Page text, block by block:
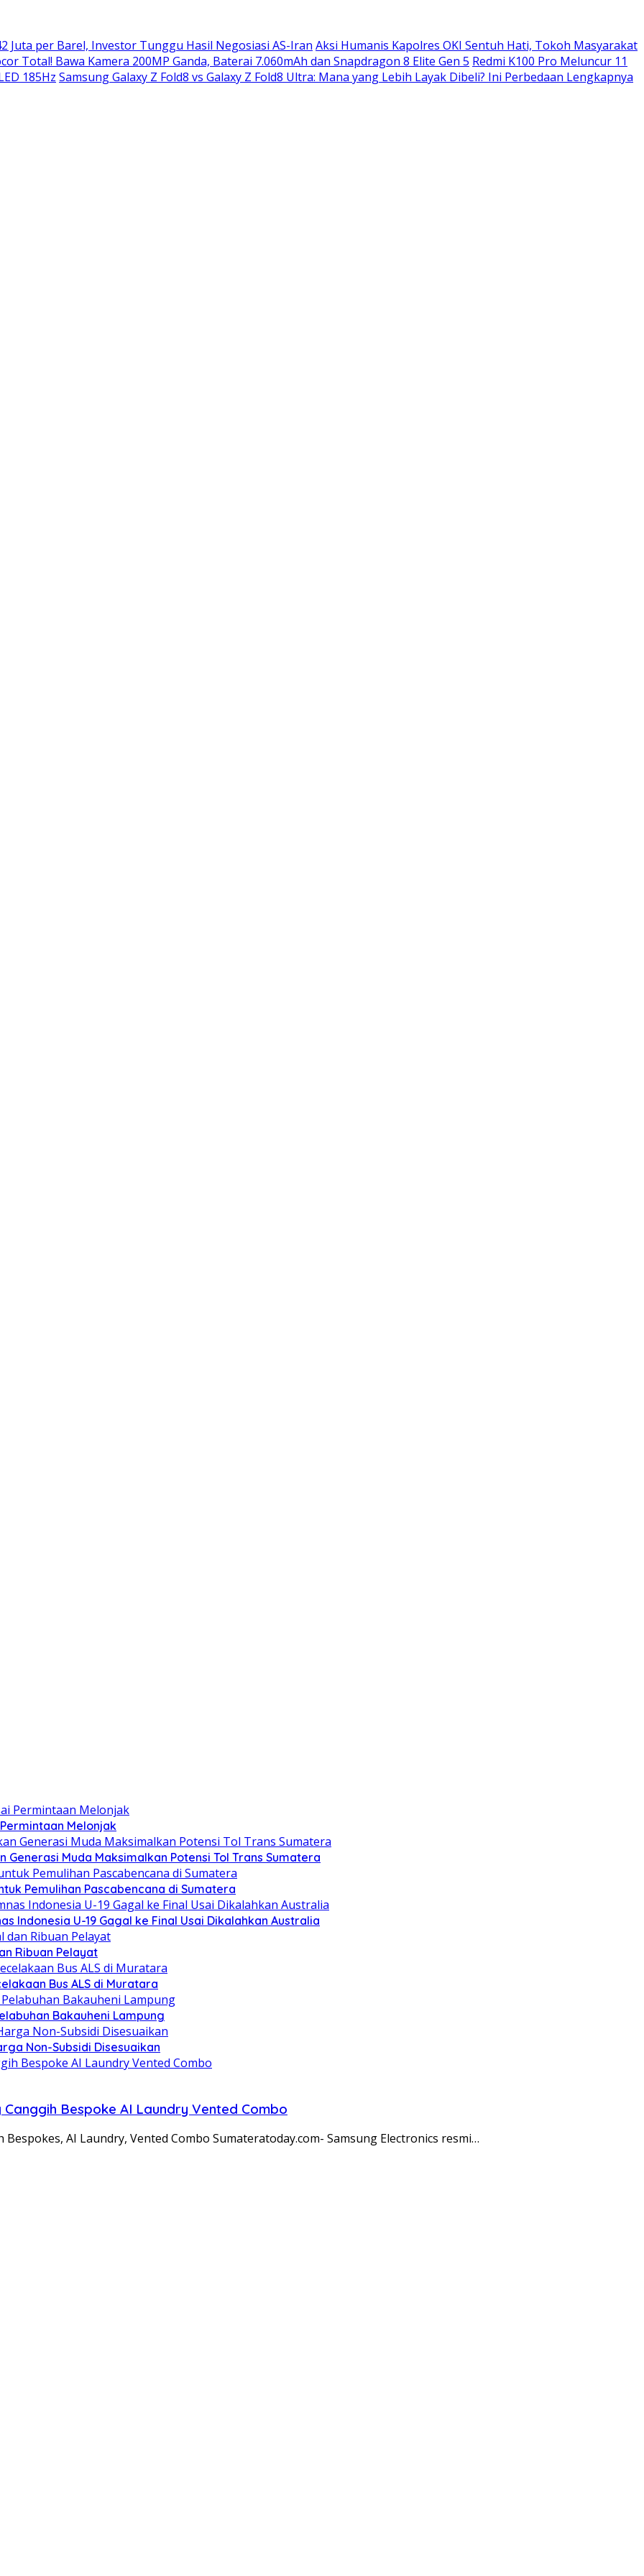
Juta per Barel, Investor Tunggu Hasil Negosiasi AS-Iran Aksi Humanis Kapolres OKI Sentuh Hati, Tokoh Masyarakat
Total! Bawa Kamera 200MP Ganda, Baterai 7.060mAh dan Snapdragon 8 Elite Gen 5 Redmi K100 Pro Meluncur 11
185Hz Samsung Galaxy Z Fold8 vs Galaxy Z Fold8 Ultra: Mana yang Lebih Layak Dibeli? Ini Perbedaan Lengkapnya
Melonjak
Generasi Muda Maksimalkan Potensi Tol Trans Sumatera
Pemulihan Pascabencana di Sumatera
Indonesia U-19 Gagal ke Final Usai Dikalahkan Australia
Ribuan Pelayat
Bus ALS di Muratara
Bakauheni Lampung
Non-Subsidi Disesuaikan
Canggih Bespoke AI Laundry Vented Combo
AI Laundry, Vented Combo Sumateratoday.com- Samsung Electronics resmi…